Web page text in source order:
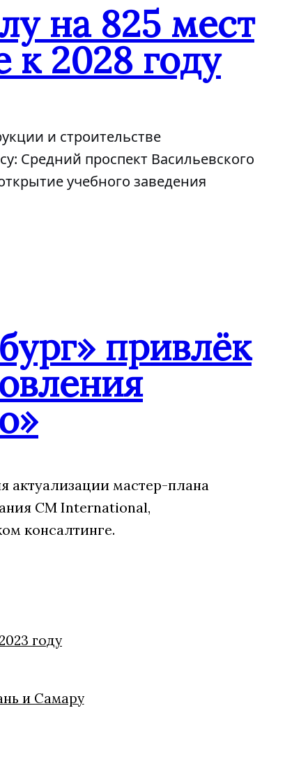
на 825 мест
к 2028 году
и строительстве
Средний проспект Васильевского
учебного заведения
привлёк
актуализации мастер-плана
CM International,
консалтинге.
году
и Самару